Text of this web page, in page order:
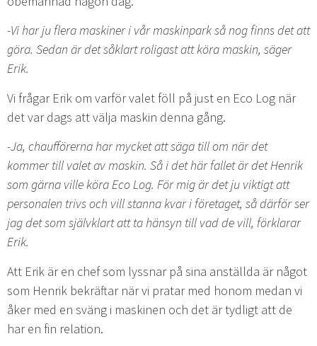
-Vi har ju flera maskiner i vår maskinpark så nog finns det att
göra. Sedan är det såklart roligast att köra maskin, säger
Erik.
Vi frågar Erik om varför valet föll på just en Eco Log när
det var dags att välja maskin denna gång.
-Ja, chaufförerna har mycket att säga till om när det
kommer till valet av maskin. Så i det här fallet är det Henrik
som gärna ville köra Eco Log. För mig är det ju viktigt att
personalen trivs och vill stanna kvar i företaget, så därför ser
jag det som självklart att ta hänsyn till vad de vill, förklarar
Erik.
Att Erik är en chef som lyssnar på sina anställda är något
som Henrik bekräftar när vi pratar med honom medan vi
åker med en sväng i maskinen och det är tydligt att de
har en fin relation.